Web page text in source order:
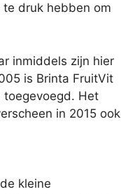
druk hebben om
inmiddels zijn hier
is Brinta FruitVit
toegevoegd. Het
in 2015 ook
kleine